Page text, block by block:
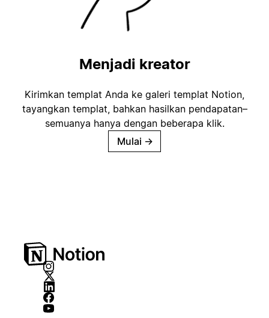
Menjadi kreator
Kirimkan templat Anda ke galeri templat Notion,
tayangkan templat, bahkan hasilkan pendapatan–
semuanya hanya dengan beberapa klik.
Mulai →